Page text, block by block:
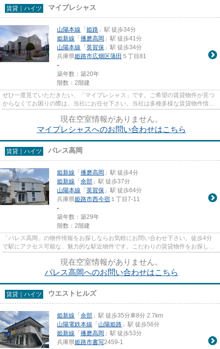
賃貸｜ハイツ マイプレシャス
山陽本線 「姫路 」駅 徒歩34分
姫新線 「播磨高岡 」駅 徒歩41分
山陽本線 「英賀保 」駅 徒歩34分
兵庫県姫路市広畑区蒲田 ５丁目81
-
築年数：築20年
階数：2階建
ぜひ一度見ていただきたい、「マイプレシャス」です。ご希望の賃貸物件が見つ
からなくてお困りの際は、当社にお任せ下さい。当社は多種多様な賃貸物件情報
を取り扱っているので、きっ...
現在空室情報がありません。
マイプレシャスへのお問い合わせはこちら
賃貸｜ハイツ パレス高岡
姫新線 「播磨高岡 」駅 徒歩4分
姫新線 「余部 」駅 徒歩37分
山陽本線 「英賀保 」駅 徒歩64分
兵庫県姫路市西今宿 １丁目7-11
-
築年数：築29年
階数：2階建
「パレス高岡」の物件情報をお探しならお気軽にお問い合わせ下さい。徒歩4分
で駅にアクセス可能な、魅力的な駅近物件です。こだわりの賃貸物件をお探しの
方は、ぜひ当社にお任せ下さい...
現在空室情報がありません。
パレス高岡へのお問い合わせはこちら
賃貸｜ハイツ ウエストヒルズ
姫新線 「余部 」駅 徒歩35分車8分 2.7km
山陽電鉄本線 「山陽姫路 」駅 徒歩56分
姫新線 「播磨高岡 」駅 徒歩53分
兵庫県姫路市書写2459-1